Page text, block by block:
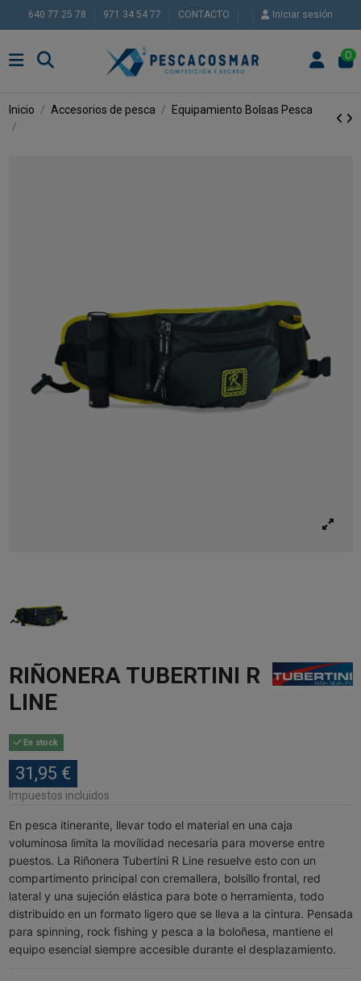
640 77 25 78 971 34 54 77 CONTACTO Iniciar sesión
0
Inicio Accesorios de pesca Equipamiento Bolsas Pesca
RIÑONERA TUBERTINI R
LINE
En stock
31,95 €
Impuestos incluidos
En pesca itinerante, llevar todo el material en una caja
voluminosa limita la movilidad necesaria para moverse entre
puestos. La Riñonera Tubertini R Line resuelve esto con un
compartimento principal con cremallera, bolsillo frontal, red
lateral y una sujeción elástica para bote o herramienta, todo
distribuido en un formato ligero que se lleva a la cintura. Pensada
para spinning, rock fishing y pesca a la boloñesa, mantiene el
equipo esencial siempre accesible durante el desplazamiento.